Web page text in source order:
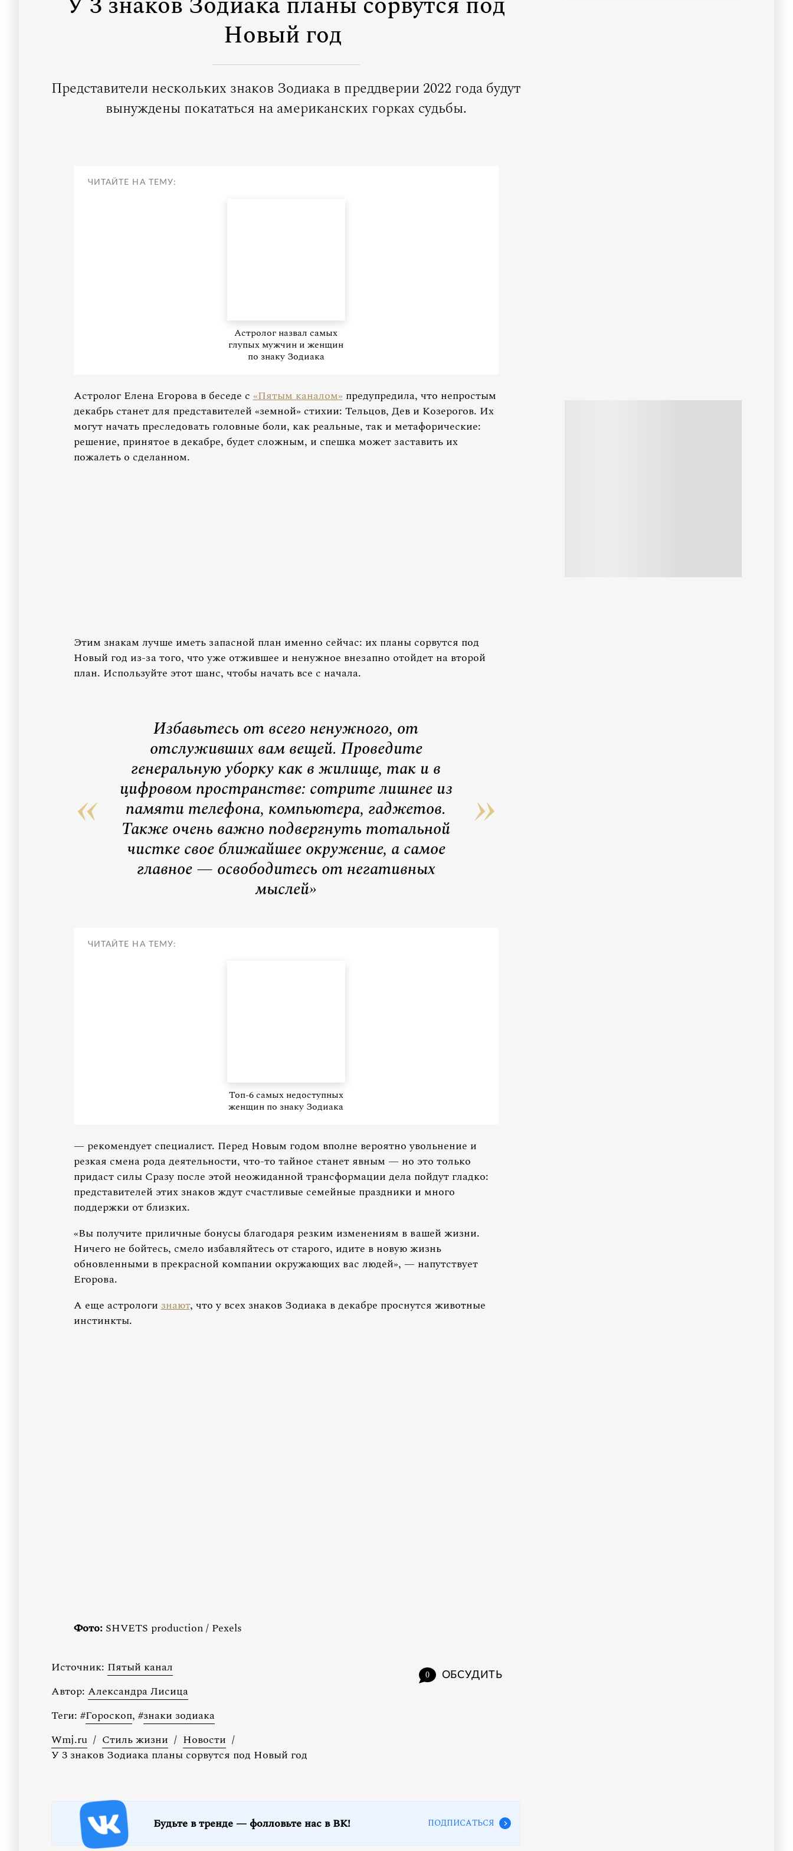
Новый год
Представители нескольких знаков Зодиака в преддверии 2022 года будут
вынуждены покататься на американских горках судьбы.
ЧИТАЙТЕ НА ТЕМУ:
Астролог назвал самых
глупых мужчин и женщин
по знаку Зодиака
Астролог Елена Егорова в беседе с«Пятым каналом»предупредила, что непростым
декабрь станет для представителей «земной» стихии: Тельцов, Дев и Козерогов. Их
могут начать преследовать головные боли, как реальные, так и метафорические:
решение, принятое в декабре, будет сложным, и спешка может заставить их
пожалеть о сделанном.
Этим знакам лучше иметь запасной план именно сейчас: их планы сорвутся под
Новый год из-за того, что уже отжившее и ненужное внезапно отойдет на второй
план. Используйте этот шанс, чтобы начать все с начала.
Избавьтесь от всего ненужного, от
отслуживших вам вещей. Проведите
генеральную уборку как в жилище, так и в
цифровом пространстве: сотрите лишнее из
памяти телефона, компьютера, гаджетов.
Также очень важно подвергнуть тотальной
чистке свое ближайшее окружение, а самое
главное — освободитесь от негативных
мыслей»
ЧИТАЙТЕ НА ТЕМУ:
Топ-6 самых недоступных
женщин по знаку Зодиака
— рекомендует специалист. Перед Новым годом вполне вероятно увольнение и
резкая смена рода деятельности, что-то тайное станет явным — но это только
придаст силы Сразу после этой неожиданной трансформации дела пойдут гладко:
представителей этих знаков ждут счастливые семейные праздники и много
поддержки от близких.
«Вы получите приличные бонусы благодаря резким изменениям в вашей жизни.
Ничего не бойтесь, смело избавляйтесь от старого, идите в новую жизнь
обновленными в прекрасной компании окружающих вас людей», — напутствует
Егорова.
А еще астрологизнают, что у всех знаков Зодиака в декабре проснутся животные
инстинкты.
Фото:SHVETS production / Pexels
0 ОБСУДИТЬ
Источник: Пятый канал
Автор: Александра Лисица
Теги: #Гороскоп, #знаки зодиака
Wmj.ru / Стиль жизни / Новости /
У 3 знаков Зодиака планы сорвутся под Новый год
Будьте в тренде — фолловьте нас в ВК! ПОДПИСАТЬСЯ